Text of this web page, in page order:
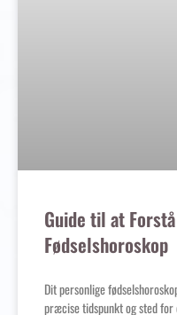
Guide til at
Fødselshoroskop
Dit personlige
præcise tidspunkt og sted for